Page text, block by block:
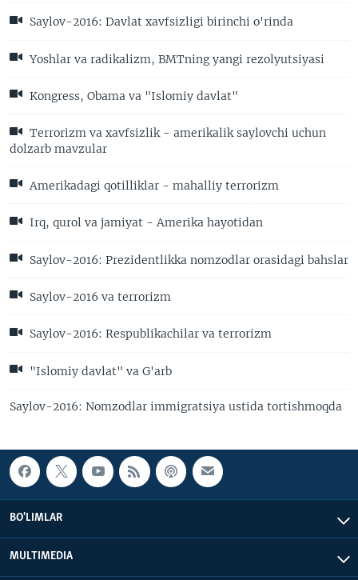
Saylov-2016: Davlat xavfsizligi birinchi o'rinda
Yoshlar va radikalizm, BMTning yangi rezolyutsiyasi
Kongress, Obama va "Islomiy davlat"
Terrorizm va xavfsizlik - amerikalik saylovchi uchun
dolzarb mavzular
Amerikadagi qotilliklar - mahalliy terrorizm
Irq, qurol va jamiyat - Amerika hayotidan
Saylov-2016: Prezidentlikka nomzodlar orasidagi bahslar
Saylov-2016 va terrorizm
Saylov-2016: Respublikachilar va terrorizm
"Islomiy davlat" va G'arb
Saylov-2016: Nomzodlar immigratsiya ustida tortishmoqda
BO'LIMLAR
MULTIMEDIA